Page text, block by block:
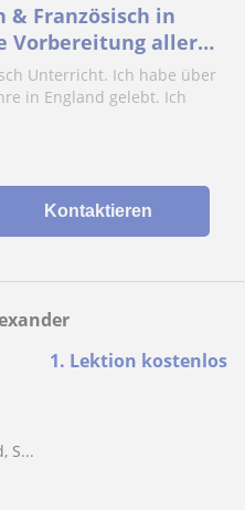
& Französisch in
Vorbereitung aller
in Frankreich und 3
Unterricht. Ich habe über
in England gelebt. Ich
Kontaktieren
1. Lektion kostenlos
S...